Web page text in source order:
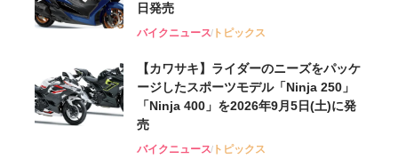
日発売
バイクニューストピックス
【カワサキ】ライダーのニーズをパッケ
ージしたスポーツモデル「Ninja 250」
「Ninja 400」を2026年9月5日(土)に発
売
バイクニューストピックス